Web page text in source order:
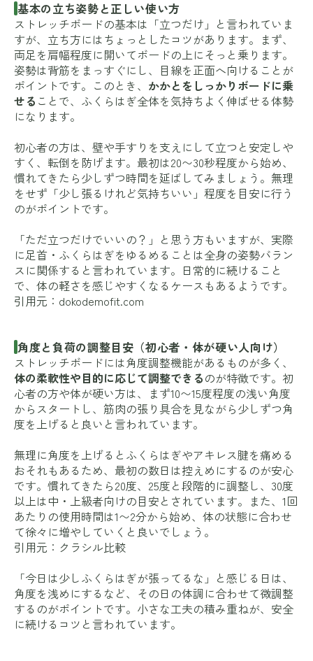
基本の立ち姿勢と正しい使い方
ストレッチボードの基本は「立つだけ」と言われていま
すが、立ち方にはちょっとしたコツがあります。まず、
両足を肩幅程度に開いてボードの上にそっと乗ります。
姿勢は背筋をまっすぐにし、目線を正面へ向けることが
ポイントです。このとき、 かかとをしっかりボードに乗
せる ことで、ふくらはぎ全体を気持ちよく伸ばせる体勢
になります。
初心者の方は、壁や手すりを支えにして立つと安定しや
すく、転倒を防げます。最初は20〜30秒程度から始め、
慣れてきたら少しずつ時間を延ばしてみましょう。無理
をせず「少し張るけれど気持ちいい」程度を目安に行う
のがポイントです。
「ただ立つだけでいいの？」と思う方もいますが、実際
に足首・ふくらはぎをゆるめることは全身の姿勢バラン
スに関係すると言われています。日常的に続けること
で、体の軽さを感じやすくなるケースもあるようです。
引用元： dokodemofit.com
角度と負荷の調整目安（初心者・体が硬い人向け）
ストレッチボードには角度調整機能があるものが多く、
体の柔軟性や目的に応じて調整できるのが特徴です。初
心者の方や体が硬い方は、まず10〜15度程度の浅い角度
からスタートし、筋肉の張り具合を見ながら少しずつ角
度を上げると良いと言われています。
無理に角度を上げるとふくらはぎやアキレス腱を痛める
おそれもあるため、最初の数日は控えめにするのが安心
です。慣れてきたら20度、25度と段階的に調整し、30度
以上は中・上級者向けの目安とされています。また、1回
あたりの使用時間は1〜2分から始め、体の状態に合わせ
て徐々に増やしていくと良いでしょう。
引用元： クラシル比較
「今日は少しふくらはぎが張ってるな」と感じる日は、
角度を浅めにするなど、その日の体調に合わせて微調整
するのがポイントです。小さな工夫の積み重ねが、安全
に続けるコツと言われています。